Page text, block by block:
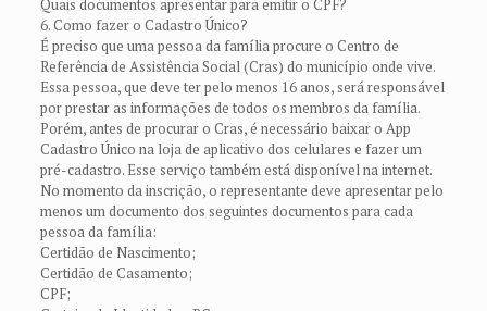
Quais documentos apresentar para emitir o CPF?
6. Como fazer o Cadastro Único?
É preciso que uma pessoa da família procure o Centro de
Referência de Assistência Social (Cras) do município onde vive.
Essa pessoa, que deve ter pelo menos 16 anos, será responsável
por prestar as informações de todos os membros da família.
Porém, antes de procurar o Cras, é necessário baixar o App
Cadastro Único na loja de aplicativo dos celulares e fazer um
pré-cadastro. Esse serviço também está disponível na internet.
No momento da inscrição, o representante deve apresentar pelo
menos um documento dos seguintes documentos para cada
pessoa da família:
Certidão de Nascimento;
Certidão de Casamento;
CPF;